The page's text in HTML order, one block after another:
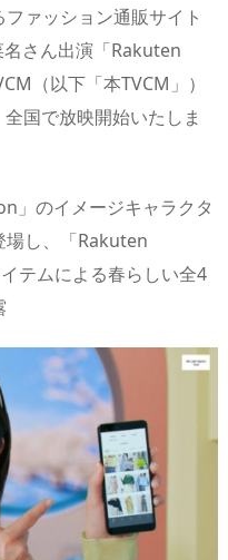
b
o
ar
d
n
d
ro
p.
ァッション通販サイト
さん出演「Rakuten
（以下「本TVCM」）
国で放映開始いたしま
」のイメージキャラクタ
場し、「Rakuten
テムによる春らしい全4